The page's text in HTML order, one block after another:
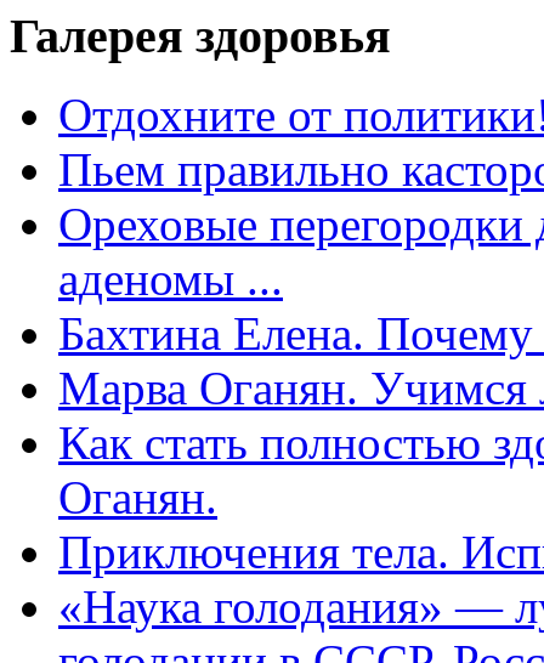
Галерея здоровья
Отдохните от
Пьем правильно
Ореховые перегородки
аденомы ...
Бахтина Елена.
Марва Оганян. Учимся
Как стать полностью
Оганян.
Приключения тела.
«Наука голодания» —